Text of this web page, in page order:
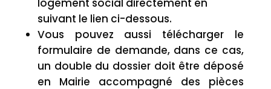
suivant le lien ci-dessous.
Vous pouvez aussi télécharger le
formulaire de demande, dans ce cas,
un double du dossier doit être déposé
en Mairie accompagné des pièces